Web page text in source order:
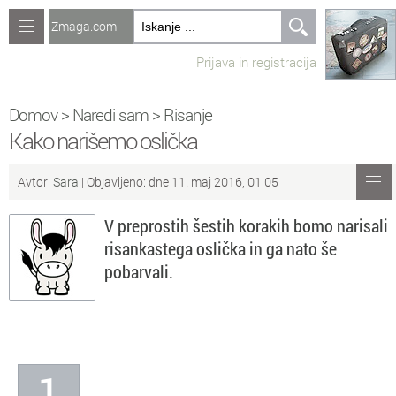
Računalništvo
Recepti
Naredi sam
Forum
Preverjanje znanja
Sveže teme na forumu
Zmaga.com
Prijava in registracija
Domov> Naredi sam > Risanje
Kako narišemo oslička
Avtor: Sara | Objavljeno: dne 11. maj 2016, 01:05
V preprostih šestih korakih bomo narisali
risankastega oslička in ga nato še
pobarvali.